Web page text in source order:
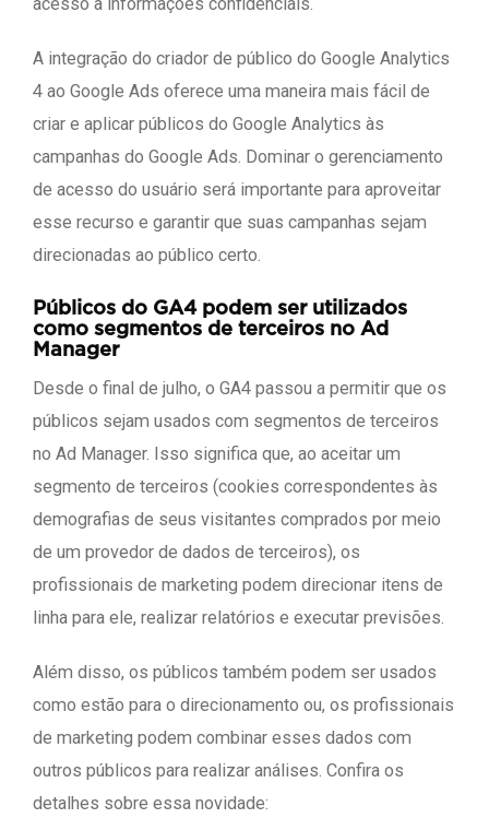
A integração do criador de público do Google Analytics
4 ao Google Ads oferece uma maneira mais fácil de
criar e aplicar públicos do Google Analytics às
campanhas do Google Ads. Dominar o gerenciamento
de acesso do usuário será importante para aproveitar
esse recurso e garantir que suas campanhas sejam
direcionadas ao público certo.
Públicos do GA4 podem ser utilizados
como segmentos de terceiros no Ad
Manager
Desde o final de julho, o GA4 passou a permitir que os
públicos sejam usados com segmentos de terceiros
no Ad Manager. Isso significa que, ao aceitar um
segmento de terceiros (cookies correspondentes às
demografias de seus visitantes comprados por meio
de um provedor de dados de terceiros), os
profissionais de marketing podem direcionar itens de
linha para ele, realizar relatórios e executar previsões.
Além disso, os públicos também podem ser usados
como estão para o direcionamento ou, os profissionais
de marketing podem combinar esses dados com
outros públicos para realizar análises. Confira os
detalhes sobre essa novidade: